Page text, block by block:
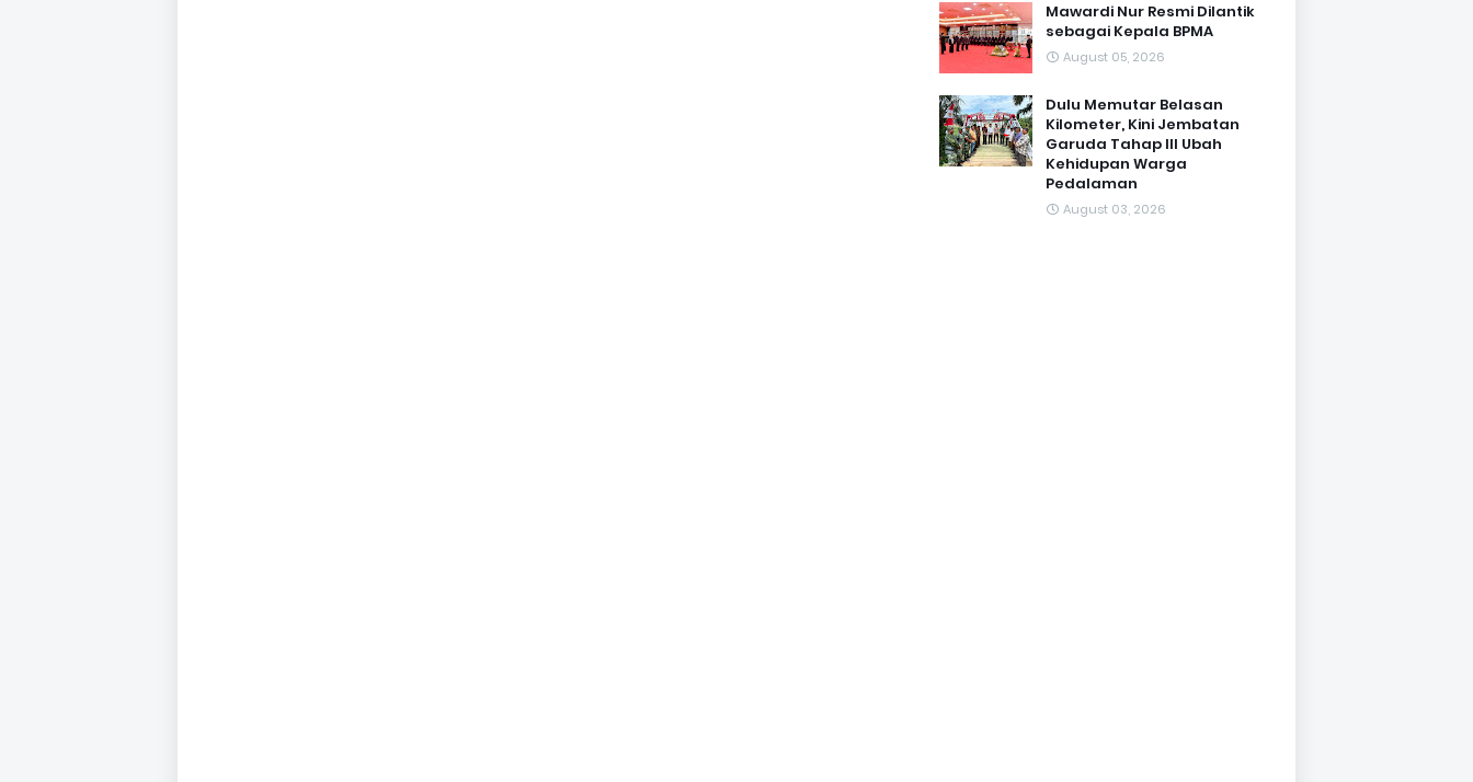
Mawardi Nur Resmi Dilantik
sebagai Kepala BPMA
August 05, 2026
Dulu Memutar Belasan
Kilometer, Kini Jembatan
Garuda Tahap III Ubah
Kehidupan Warga
Pedalaman ‎
August 03, 2026